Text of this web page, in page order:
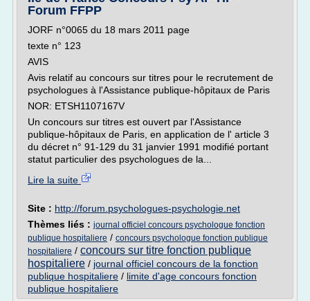
Forum FFPP
JORF n°0065 du 18 mars 2011 page
texte n° 123
AVIS
Avis relatif au concours sur titres pour le recrutement de
psychologues à l'Assistance publique-hôpitaux de Paris
NOR: ETSH1107167V
Un concours sur titres est ouvert par l'Assistance
publique-hôpitaux de Paris, en application de l' article 3
du décret n° 91-129 du 31 janvier 1991 modifié portant
statut particulier des psychologues de la...
Lire la suite
Site : http://forum.psychologues-psychologie.net
Thèmes liés : journal officiel concours psychologue fonction
publique hospitaliere / concours psychologue fonction publique
hospitaliere / concours sur titre fonction publique
hospitaliere / journal officiel concours de la fonction
publique hospitaliere / limite d'age concours fonction
publique hospitaliere